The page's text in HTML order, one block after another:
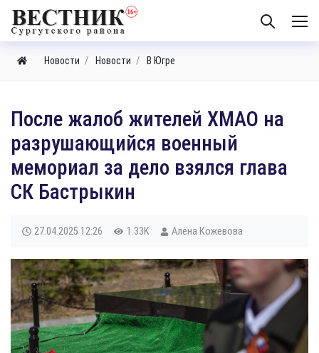
Новости Новости В Югре
После жалоб жителей ХМАО на
разрушающийся военный
мемориал за дело взялся глава
СК Бастрыкин
27.04.2025 12:26 1.33K Алёна Кожевова